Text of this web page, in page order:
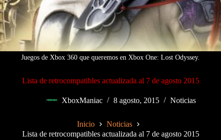
Juegos de Xbox 360 que queremos en Xbox One: Lost Odyssey.
Lista de retrocompatibles actualizada al 7 de agosto 2015
XboxManiac 8 agosto, 2015 Noticias
Inicio
Noticias
Lista de retrocompatibles actualizada al 7 de agosto 2015